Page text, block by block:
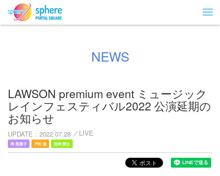
NEWS
LAWSON premium event ミュージック
レインフェスティバル2022 公演延期の
お知らせ
UPDATE 2022.07.28 LIVE
寿 美菜子 戸松 遥 豊崎 愛生